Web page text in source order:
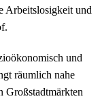
Arbeitslosigkeit und
und
räumlich nahe
Großstadtmärkten